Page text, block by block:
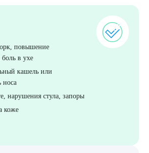
повышение
в ухе
кашель или
носа
нарушения стула, запоры
коже
ОТПРАВИТЬ
персональных данных
ПОДТВЕРДИТЬ